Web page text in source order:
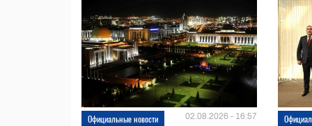
Официальные новости 02.08.2026 - 16:57